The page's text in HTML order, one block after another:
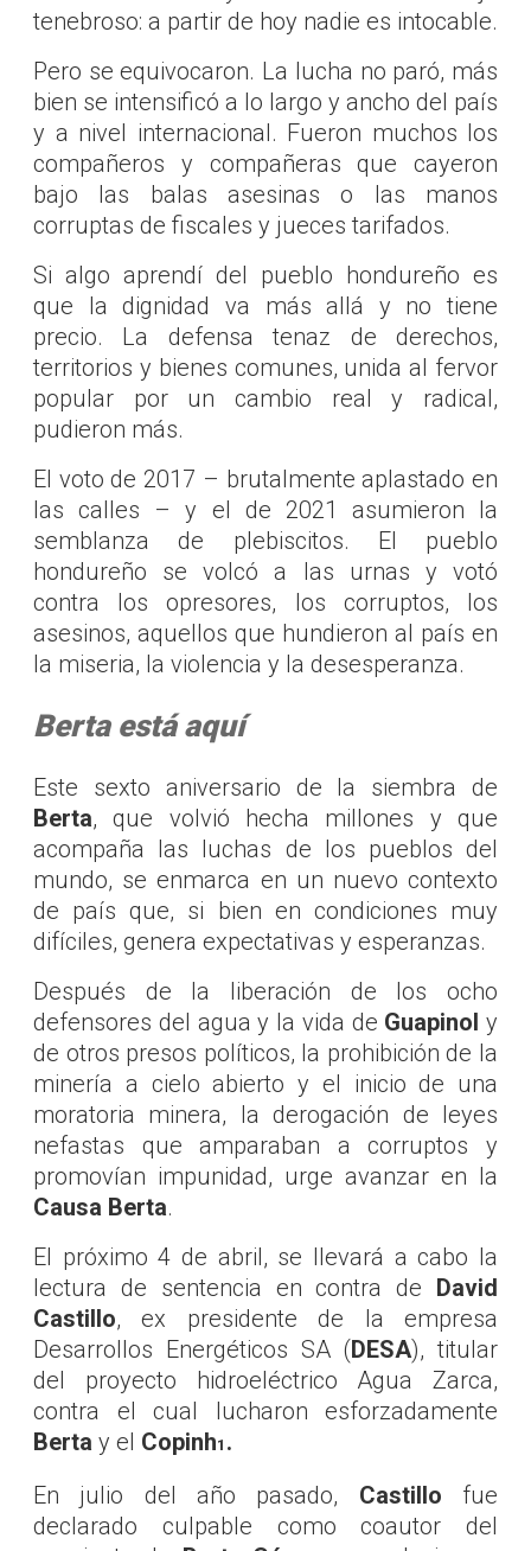
tenebroso: a partir de hoy nadie es intocable.
Pero se equivocaron. La lucha no paró, más
bien se intensificó a lo largo y ancho del país
y a nivel internacional. Fueron muchos los
compañeros y compañeras que cayeron
bajo las balas asesinas o las manos
corruptas de fiscales y jueces tarifados.
Si algo aprendí del pueblo hondureño es
que la dignidad va más allá y no tiene
precio. La defensa tenaz de derechos,
territorios y bienes comunes, unida al fervor
popular por un cambio real y radical,
pudieron más.
El voto de 2017 – brutalmente aplastado en
las calles – y el de 2021 asumieron la
semblanza de plebiscitos. El pueblo
hondureño se volcó a las urnas y votó
contra los opresores, los corruptos, los
asesinos, aquellos que hundieron al país en
la miseria, la violencia y la desesperanza.
Berta está aquí
Este sexto aniversario de la siembra de
Berta, que volvió hecha millones y que
acompaña las luchas de los pueblos del
mundo, se enmarca en un nuevo contexto
de país que, si bien en condiciones muy
difíciles, genera expectativas y esperanzas.
Después de la liberación de los ocho
defensores del agua y la vida de Guapinol y
de otros presos políticos, la prohibición de la
minería a cielo abierto y el inicio de una
moratoria minera, la derogación de leyes
nefastas que amparaban a corruptos y
promovían impunidad, urge avanzar en la
Causa Berta.
El próximo 4 de abril, se llevará a cabo la
lectura de sentencia en contra de David
Castillo, ex presidente de la empresa
Desarrollos Energéticos SA (DESA), titular
del proyecto hidroeléctrico Agua Zarca,
contra el cual lucharon esforzadamente
Berta y el Copinh1 .
En julio del año pasado, Castillo fue
declarado culpable como coautor del